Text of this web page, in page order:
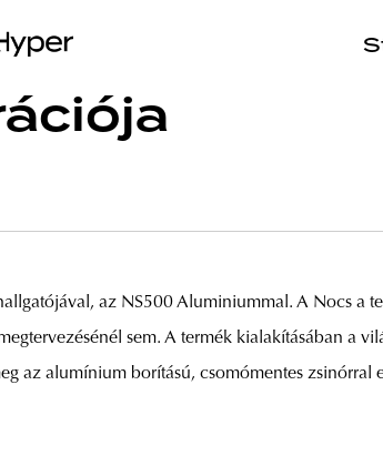
az NS500 Aluminiummal. A Nocs a
sem. A termék kialakításában a
az alumínium borítású, csomómentes